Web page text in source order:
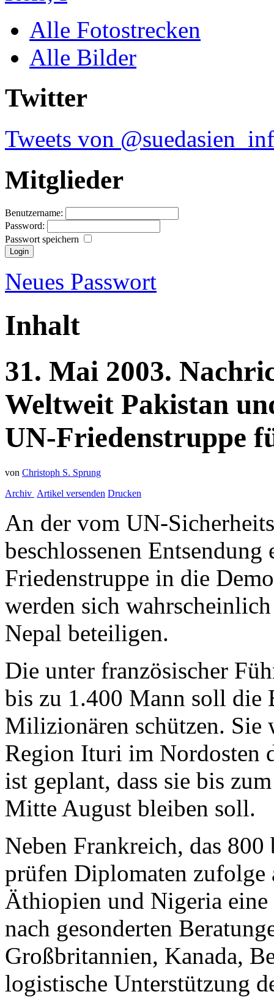
Alle Fotostrecken
Alle Bilder
Twitter
Tweets von
Mitglieder
Benutzername:
Password:
Passwort speichern
Neues Passwort
Inhalt
31. Mai 2003.
Weltweit Pakistan
UN-Friedenstruppe
von Christoph S. Sprung
Archiv Artikel versenden Drucken
An der vom UN-
beschlossenen
Friedenstruppe in die
werden sich
Nepal beteiligen.
Die unter französischer
bis zu 1.400 Mann soll
Milizionären schützen.
Region Ituri im Nordosten
ist geplant, dass sie bis
Mitte August bleiben soll.
Neben Frankreich, das
prüfen Diplomaten zufolge
Äthiopien und Nigeria
nach gesonderten
Großbritannien, Kanada,
logistische Unterstützung